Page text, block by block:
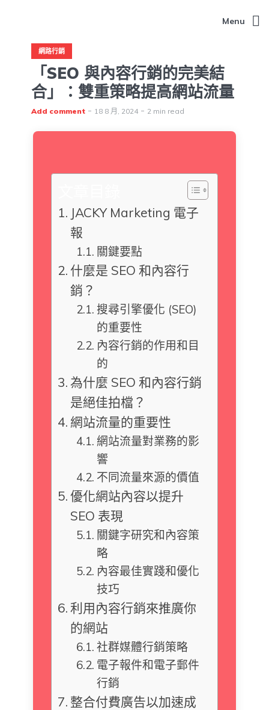
Menu
網路行銷
「SEO 與內容行銷的完美結
合」：雙重策略提高網站流量
Add comment 18 8 月, 2024 2 min read
JACKY Marketing 電子
報
關鍵要點
什麼是 SEO 和內容行
銷？
搜尋引擎優化 (SEO)
的重要性
內容行銷的作用和目
的
為什麼 SEO 和內容行銷
是絕佳拍檔？
網站流量的重要性
網站流量對業務的影
響
不同流量來源的價值
優化網站內容以提升
SEO 表現
關鍵字研究和內容策
略
內容最佳實踐和優化
技巧
利用內容行銷來推廣你
的網站
社群媒體行銷策略
電子報件和電子郵件
行銷
整合付費廣告以加速成